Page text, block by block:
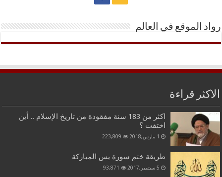
رواد الموقع في العالم
الاكثر قراءة
اكثر من 183 سنة مفقودة من تاريخ الإسلام .. أين
اختفت ؟
1 مارس,2018 223,809
طريقة ختم سورة يس المباركة
5 سبتمبر,2017 93,871